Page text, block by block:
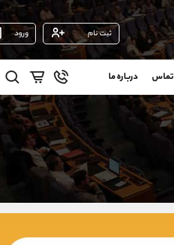
ثبت نام ورود
تماس درباره ما
(یوسف فرخنده)
09194198792
واتساپ شروع گفتگو
تلگرام @Armteam_admin_33
021-22021030
90001030